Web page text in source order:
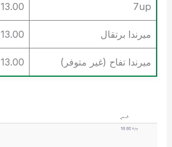
7up 13.00 جنيه مصري
ميرندا برتقال 13.00 جنيه مصري
ميرندا تفاح (غير متوفر) 13.00 جنيه مصري